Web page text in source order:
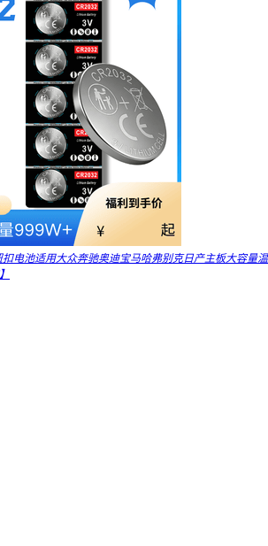
扣电池适用大众奔驰奥迪宝马哈弗别克日产主板大容量温